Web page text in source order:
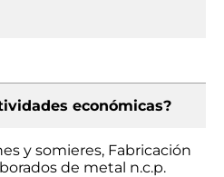
económicas?
y somieres, Fabricación
de metal n.c.p.